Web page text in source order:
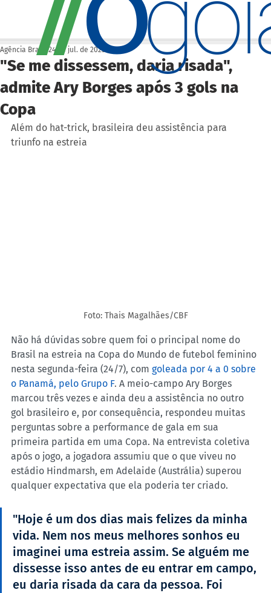
"Se me dissessem, daria risada",
admite Ary Borges após 3 gols na
Copa
Agência Brasil 24 de jul. de 2023
Além do hat-trick, brasileira deu assistência para
triunfo na estreia
Foto: Thais Magalhães/CBF
Não há dúvidas sobre quem foi o principal nome do
Brasil na estreia na Copa do Mundo de futebol feminino
nesta segunda-feira (24/7), com goleada por 4 a 0 sobre
o Panamá, pelo Grupo F. A meio-campo Ary Borges
marcou três vezes e ainda deu a assistência no outro
gol brasileiro e, por consequência, respondeu muitas
perguntas sobre a performance de gala em sua
primeira partida em uma Copa. Na entrevista coletiva
após o jogo, a jogadora assumiu que o que viveu no
estádio Hindmarsh, em Adelaide (Austrália) superou
qualquer expectativa que ela poderia ter criado.
"Hoje é um dos dias mais felizes da minha
vida. Nem nos meus melhores sonhos eu
imaginei uma estreia assim. Se alguém me
dissesse isso antes de eu entrar em campo,
eu daria risada da cara da pessoa. Foi